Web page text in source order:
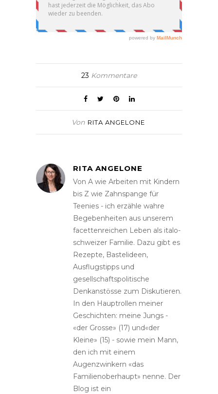
23 Kommentare
Von RITA ANGELONE
RITA ANGELONE
Von A wie Arbeiten mit Kindern
bis Z wie Zahnspange für
Teenies - ich erzähle wahre
Begebenheiten aus unserem
facettenreichen Leben als italo-
schweizer Familie. Dazu gibt es
Rezepte, Bastelideen,
Ausflugstipps und
gesellschaftspolitische
Denkanstösse zum Diskutieren.
In den Hauptrollen meiner
Geschichten: meine Jungs -
«der Grosse» (17) und«der
Kleine» (15) - sowie mein Mann,
den ich mit einem
Augenzwinkern «das
Familienoberhaupt» nenne. Der
Blog ist ein